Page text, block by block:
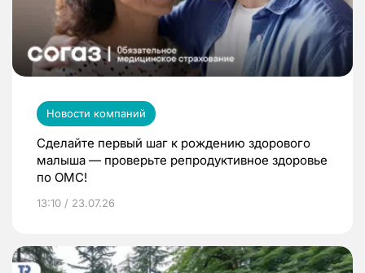
Новости компаний
Сделайте первый шаг к рождению здорового
малыша — проверьте репродуктивное здоровье
по ОМС!
13:10 / 23.07.26